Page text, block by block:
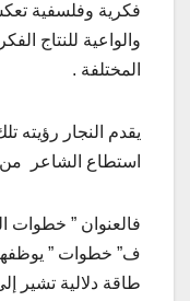
فكرية وفلسفية
والواعية للنتاج
المختلفة .
يقدم النجار رؤيته
استطاع الشاعر من
فالعنوان ” خطوات
ف” خطوات ”
طاقة دلالية تشير